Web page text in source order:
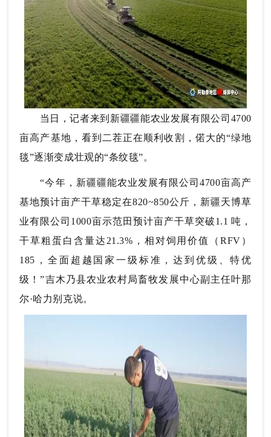
当日，记者来到新疆疆能农业发展有限公司4700
亩高产基地，看到二茬正在顺利收割，偌大的“绿地
毯”逐渐变成壮观的“条纹毯”。
“今年，新疆疆能农业发展有限公司4700亩高产
基地预计亩产干草稳定在820~850公斤，新疆天博草
业有限公司1000亩示范田预计亩产干草突破1.1 吨，
干草粗蛋白含量达21.3%，相对饲用价值（RFV）
185，全面超越国家一级标准，达到优级、特优
级！”吉木乃县农业农村局畜牧发展中心副主任叶那
尔·哈力别克说。